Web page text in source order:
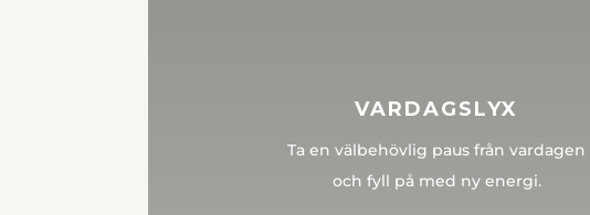
VARDAGSLYX
Ta en välbehövlig paus från vardagen
och fyll på med ny energi.